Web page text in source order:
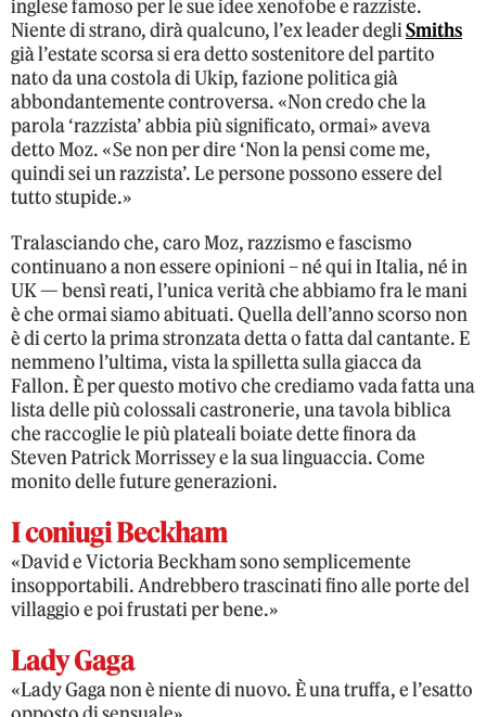
inglese famoso per le sue idee xenofobe e razziste.
Niente di strano, dirà qualcuno, l’ex leader degliSmiths
già l’estate scorsa si era detto sostenitore del partito
nato da una costola di Ukip, fazione politica già
abbondantemente controversa. «Non credo che la
parola ‘razzista’ abbia più significato, ormai» aveva
detto Moz. «Se non per dire ‘Non la pensi come me,
quindi sei un razzista’. Le persone possono essere del
tutto stupide.»
Tralasciando che, caro Moz, razzismo e fascismo
continuano a non essere opinioni – né qui in Italia, né in
UK — bensì reati, l’unica verità che abbiamo fra le mani
è che ormai siamo abituati. Quella dell’anno scorso non
è di certo la prima stronzata detta o fatta dal cantante. E
nemmeno l’ultima, vista la spilletta sulla giacca da
Fallon. È per questo motivo che crediamo vada fatta una
lista delle più colossali castronerie, una tavola biblica
che raccoglie le più plateali boiate dette finora da
Steven Patrick Morrissey e la sua linguaccia. Come
monito delle future generazioni.
I coniugi Beckham
«David e Victoria Beckham sono semplicemente
insopportabili. Andrebbero trascinati fino alle porte del
villaggio e poi frustati per bene.»
Lady Gaga
«Lady Gaga non è niente di nuovo. È una truffa, e l’esatto